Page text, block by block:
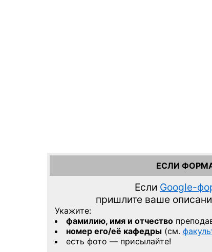
ЕСЛИ
Если Google-
пришлите ваше
Укажите:
фамилию, имя и отчество
номер его/её кафедры(см.
есть фото — присылайте!